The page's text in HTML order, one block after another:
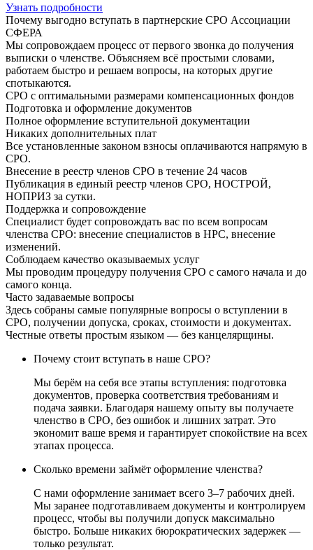
Узнать подробности
Почему выгодно вступать в партнерские СРО Ассоциации
СФЕРА
Мы сопровождаем процесс от первого звонка до получения
выписки о членстве. Объясняем всё простыми словами,
работаем быстро и решаем вопросы, на которых другие
спотыкаются.
СРО с оптимальными размерами компенсационных фондов
Подготовка и оформление документов
Полное оформление вступительной документации
Никаких дополнительных плат
Все установленные законом взносы оплачиваются напрямую в
СРО.
Внесение в реестр членов СРО в течение 24 часов
Публикация в единый реестр членов СРО, НОСТРОЙ,
НОПРИЗ за сутки.
Поддержка и сопровождение
Специалист будет сопровождать вас по всем вопросам
членства СРО: внесение специалистов в НРС, внесение
изменений.
Соблюдаем качество оказываемых услуг
Мы проводим процедуру получения СРО с самого начала и до
самого конца.
Часто задаваемые вопросы
Здесь собраны самые популярные вопросы о вступлении в
СРО, получении допуска, сроках, стоимости и документах.
Честные ответы простым языком — без канцелярщины.
Почему стоит вступать в наше СРО?
Мы берём на себя все этапы вступления: подготовка
документов, проверка соответствия требованиям и
подача заявки. Благодаря нашему опыту вы получаете
членство в СРО, без ошибок и лишних затрат. Это
экономит ваше время и гарантирует спокойствие на всех
этапах процесса.
Сколько времени займёт оформление членства?
С нами оформление занимает всего 3–7 рабочих дней.
Мы заранее подготавливаем документы и контролируем
процесс, чтобы вы получили допуск максимально
быстро. Больше никаких бюрократических задержек —
только результат.